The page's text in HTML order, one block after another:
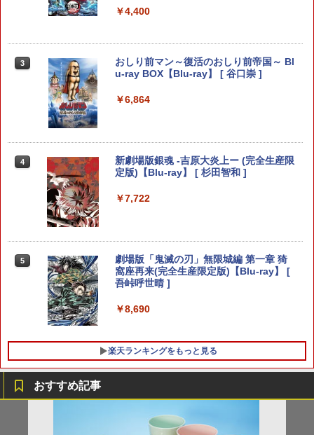
ニンテンドープリペイド番号 9000円|オ
ンラインコード版
ンラインコード版
J) PlayStation 5
￥11,980
トローラー ミッドナイト ブラック(CFI-
￥10,737
【純正品】DualSense ワイヤレスコン
トローラー(CFI-ZCT2J)
￥8,020
4
【純正品】Xbox 充電式バッテリー + US
B-C ケーブル
￥2,618
5
【国内正規品】Thrustmaster スラスト
マスター TH8S シフター - PC、PS4、P
S5、PS5 Pro、Xbox One、Xbox Serie
s X|S 対応の高精度 H パターン シフター
第三章 蛇神 (Amazon.co.jp限定オリジ
り来たる！スタジオ描き下ろしイラスト
ボード付) [Blu-ray]
￥10,780
窩座再来 完全生産限定版 [Blu-ray]
第三章 蛇神 (オリジナル特典:オリジナル
巾着＋メーカー特典:【坤と離】二振りの
剣、十翼より来たる！スタジオ描き下ろ
￥6,680
3
任天堂 【Switch2】スプラトゥーン レイ
ダース [BEE-P-AADLA NSW2 スプラト
4
【ダイヤ・プラチナ会員様限定！エント
リーでポイント10倍！】【メール便発
ゲームソフト スプラトゥーン レイダー
Nintendo Switch 2 ゼノブレイド ディ
Switch 2 Edition[任天堂]【送料無料】
￥6,820
後期型 単品
【大容量】SILENT HILL f PS5対応 LIP1
￥1,780
reek PS4 PS5 nintendo switchプロコ
ン対応【定形外郵便のみ送料無料】しま
リス堂※箱壊れによる返品交換はお受け
できません
￥2,190
5
【レビュー評価上昇中】 新型 PS5 Slim /
PS5 Pro 冷却ファン PS5スリム用 冷却
対応 PS5 周辺機器 PS5 Pro 新型PS5
￥4,400
3
おしり前マン～復活のおしり前帝国～ Bl
u-ray BOX【Blu-ray】 [ 谷口崇 ]
￥6,864
4
新劇場版銀魂 -吉原大炎上ー (完全生産限
定版)【Blu-ray】 [ 杉田智和 ]
￥7,722
5
劇場版「鬼滅の刃」無限城編 第一章 猗
窩座再来(完全生産限定版)【Blu-ray】 [
吾峠呼世晴 ]
￥8,690
楽天ランキングをもっと見る
おすすめ記事